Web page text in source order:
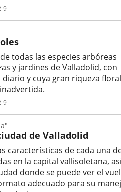
9
todas las especies arbóreas
y jardines de Valladolid, con
diario y cuya gran riqueza floral
9
de Valladolid
características de cada una
en la capital vallisoletana, así
donde se puede ver el
adecuado para su